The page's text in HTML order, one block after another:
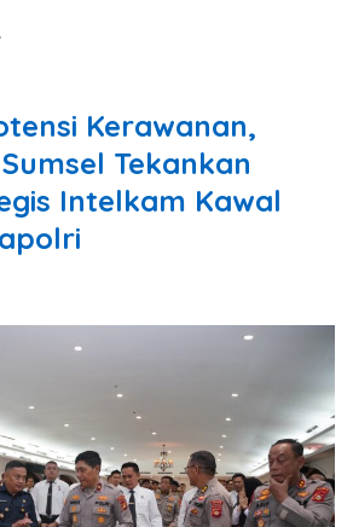
Kerawanan,
Tekankan
Intelkam Kawal